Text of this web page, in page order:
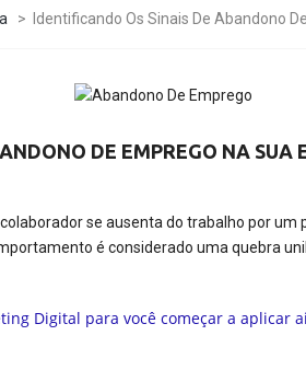
> Identificando Os Sinais De Abandono
DE EMPREGO NA SUA
se ausenta do trabalho por um
é considerado uma quebra